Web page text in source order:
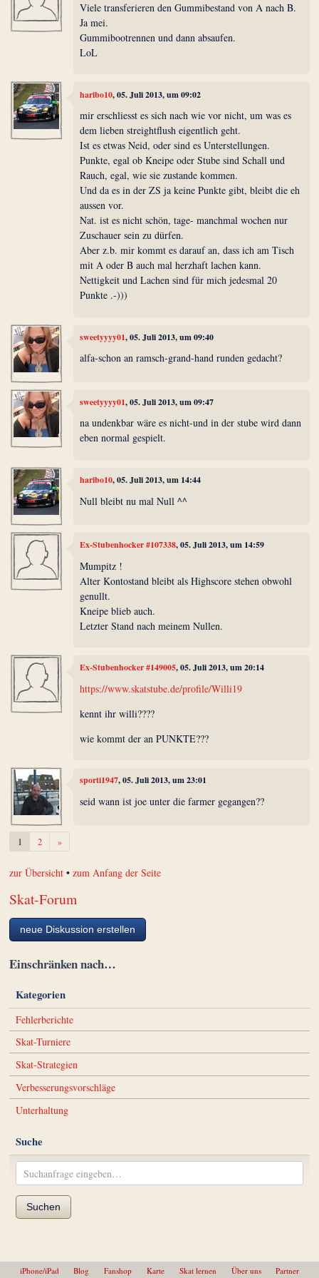
Viele transferieren den Gummibestand von A nach B.
Ja mei.
Gummibootrennen und dann absaufen.
LoL
haribo10, 05. Juli 2013, um 09:02
mir erschliesst es sich nach wie vor nicht, um was es
dem lieben streightflush eigentlich geht.
Ist es etwas Neid, oder sind es Unterstellungen.
Punkte, egal ob Kneipe oder Stube sind Schall und
Rauch, egal, wie sie zustande kommen.
Und da es in der ZS ja keine Punkte gibt, bleibt die eh
aussen vor.
Nat. ist es nicht schön, tage- manchmal wochen nur
Zuschauer sein zu dürfen.
Aber z.b. mir kommt es darauf an, dass ich am Tisch
mit A oder B auch mal herzhaft lachen kann.
Nettigkeit und Lachen sind für mich jedesmal 20
Punkte .-)))
sweetyyyy01, 05. Juli 2013, um 09:40
alfa-schon an ramsch-grand-hand runden gedacht?
sweetyyyy01, 05. Juli 2013, um 09:47
na undenkbar wäre es nicht-und in der stube wird dann
eben normal gespielt.
haribo10, 05. Juli 2013, um 14:44
Null bleibt nu mal Null ^^
Ex-Stubenhocker #107338, 05. Juli 2013, um 14:59
Mumpitz !
Alter Kontostand bleibt als Highscore stehen obwohl
genullt.
Kneipe blieb auch.
Letzter Stand nach meinem Nullen.
Ex-Stubenhocker #149005, 05. Juli 2013, um 20:14
https://www.skatstube.de/profile/Willi19
kennt ihr willi????
wie kommt der an PUNKTE???
sporti1947, 05. Juli 2013, um 23:01
seid wann ist joe unter die farmer gegangen??
1 2 »Weiter
zur Übersicht •zum Anfang der Seite
Skat-Forum
neue Diskussion erstellen
Einschränken nach…
Kategorien
Fehlerberichte
Skat-Turniere
Skat-Strategien
Verbesserungsvorschläge
Unterhaltung
Suche
Suchen
iPhone/iPad Blog Fanshop Karte Skat lernen Über uns Partner